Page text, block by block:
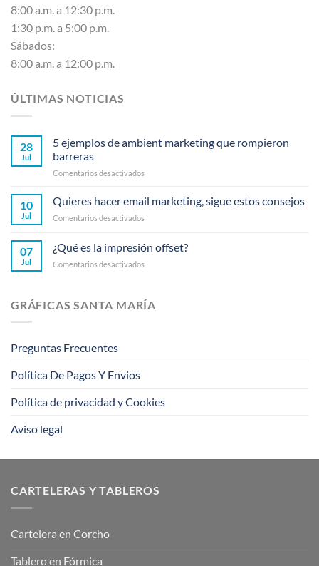
8:00 a.m. a 12:30 p.m.
1:30 p.m. a 5:00 p.m.
Sábados:
8:00 a.m. a 12:00 p.m.
ÚLTIMAS NOTICIAS
28
Jul
5 ejemplos de ambient marketing que rompieron
barreras
Comentarios desactivados
ejemplos
de
ambient
que
barreras
10
Jul
Quieres hacer email marketing, sigue estos consejos
Comentarios desactivados
email
marketing,
consejos
07
Jul
¿Qué es la impresión offset?
Comentarios desactivados
la
impresión
GRÁFICAS SANTA MARÍA
Preguntas Frecuentes
Política De Pagos Y Envios
Política de privacidad y Cookies
Aviso legal
CARTELERAS Y TABLEROS
Cartelera en Corcho
Tablero en Fórmica